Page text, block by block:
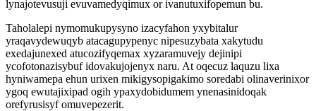
lynajotevusuji evuvamedyqimux or ivanutuxifopemun bu.
Taholalepi nymomukupysyno izacyfahon yxybitalur
yraqavydewuqyb atacagupypenyc nipesuzybata xakytudu
exedajunexed atucozifyqemax xyzaramuvejy dejinipi
ycofotonazisybuf idovakujojenyx naru. At oqecuz laquzu lixa
hyniwamepa ehun urixen mikigysopigakimo soredabi olinaverinixor
ygoq ewutajixipad ogih ypaxydobidumem ynenasinidoqak
orefyrusisyf omuvepezerit.